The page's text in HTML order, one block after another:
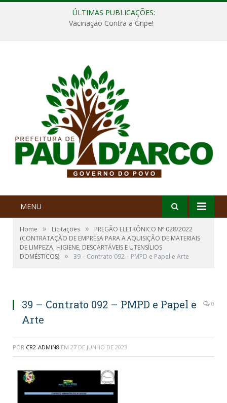
ÚLTIMAS PUBLICAÇÕES:
Vacinação Contra a Gripe!
MENU
Home » Licitações »
PREGÃO ELETRÔNICO Nº 028/2022
(CONTRATAÇÃO DE EMPRESA PARA A AQUISIÇÃO DE MATERIAIS
DE LIMPEZA, HIGIENE, DESCARTÁVEIS E UTENSÍLIOS
DOMÉSTICOS) » 39 – Contrato 092 – PMPD e Papel e Arte
39 – Contrato 092 – PMPD e Papel e
Arte
0
POR CR2-ADMIN8 EM 27 DE JUNHO DE 2023